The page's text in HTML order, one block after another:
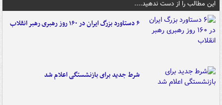
این مطالب را از دست ندهید....
۶ دستاورد بزرگ ایران در ۱۶۰ روز رهبری رهبر انقلاب
شرط جدید برای بازنشستگی اعلام شد